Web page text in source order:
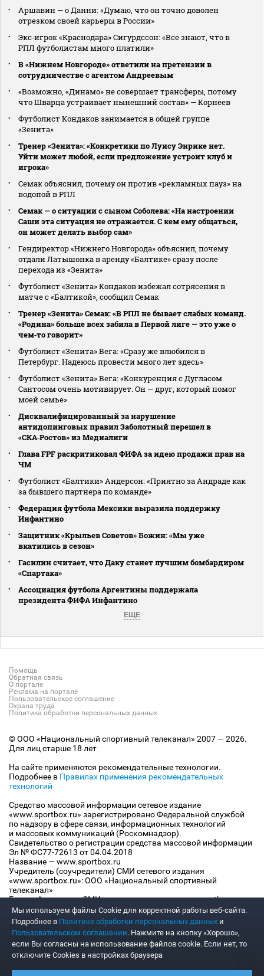
Аршавин — о Данни: «Думаю, что он точно доволен
отрезком своей карьеры в России»
Экс‑игрок «Краснодара» Сигурдссон: «Все знают, что в
РПЛ футболистам много платили»
В «Нижнем Новгороде» ответили на претензии в
сотрудничестве с агентом Андреевым
«Возможно, «Динамо» не совершает трансферы, потому
что Шварца устраивает нынешний состав» — Корнеев
Футболист Кондаков занимается в общей группе
«Зенита»
Тренер «Зенита»: «Конкретики по Луису Энрике нет.
Уйти может любой, если предложение устроит клуб и
игрока»
Семак объяснил, почему он против «рекламных пауз» на
водопой в РПЛ
Семак — о ситуации с сыном Соболева: «На настроении
Саши эта ситуация не отражается. С кем ему общаться,
он может делать выбор сам»
Гендиректор «Нижнего Новгорода» объяснил, почему
отдали Латышонка в аренду «Балтике» сразу после
перехода из «Зенита»
Футболист «Зенита» Кондаков избежал сотрясения в
матче с «Балтикой», сообщил Семак
Тренер «Зенита» Семак: «В РПЛ не бывает слабых команд.
«Родина» больше всех забила в Первой лиге — это уже о
чем‑то говорит»
Футболист «Зенита» Вега: «Сразу же влюбился в
Петербург. Надеюсь провести много лет здесь»
Футболист «Зенита» Вега: «Конкуренция с Дугласом
Сантосом очень мотивирует. Он — друг, который помог
моей семье»
Дисквалифицированный за нарушение
антидопинговых правил Заболотный перешел в
«СКА‑Ростов» из Медиалиги
Глава FPF раскритиковал ФИФА за идею продажи прав на
ЧМ
Футболист «Балтики» Андерсон: «Приятно за Андраде как
за бывшего партнера по команде»
Федерация футбола Мексики выразила поддержку
Инфантино
Защитник «Крыльев Советов» Божин: «Мы уже
вкатились в сезон»
Гасилин считает, что Даку станет лучшим бомбардиром
«Спартака»
Ассоциация футбола Аргентины поддержала
президента ФИФА Инфантино
ЕЩЕ
Помощь
Обратная связь
О портале
Реклама на портале
Пользовательское соглашение
Охрана труда
Политика обработки персональных данных
© ООО «Национальный спортивный телеканал» 2007 — 2026.
Для лиц старше 18 лет
На сайте применяются рекомендательные технологии.
Подробнее в Правилах применения рекомендательных
технологий
Средство массовой информации сетевое издание
«www.sportbox.ru» зарегистрировано Федеральной службой
по надзору в сфере связи, информационных технологий
и массовых коммуникаций (Роскомнадзор).
Свидетельство о регистрации средства массовой информации
Эл № ФС77-72613 от 04.04.2018
Название — www.sportbox.ru
Учредитель (соучредители) СМИ сетевого издания
«www.sportbox.ru»: ООО «Национальный спортивный
телеканал»
Главный редактор СМИ сетевого издания «www.sportbox.ru»:
Конов В.А.
Номер телефона редакции СМИ сетевого издания
«www.sportbox.ru»: +7 (495) 653 8419
Адрес электронной почты редакции СМИ сетевого издания
«www.sportbox.ru»: editor@sportbox.ru
Мы используем файлы Сookie для корректной работы веб-сайта.
Подробнее в Политике обработки персональных данных и
Пользовательском соглашении. Нажмите на кнопку «Хорошо»,
если Вы согласны на использование файлов cookie. Если нет, то
отключите Cookies в настройках браузера